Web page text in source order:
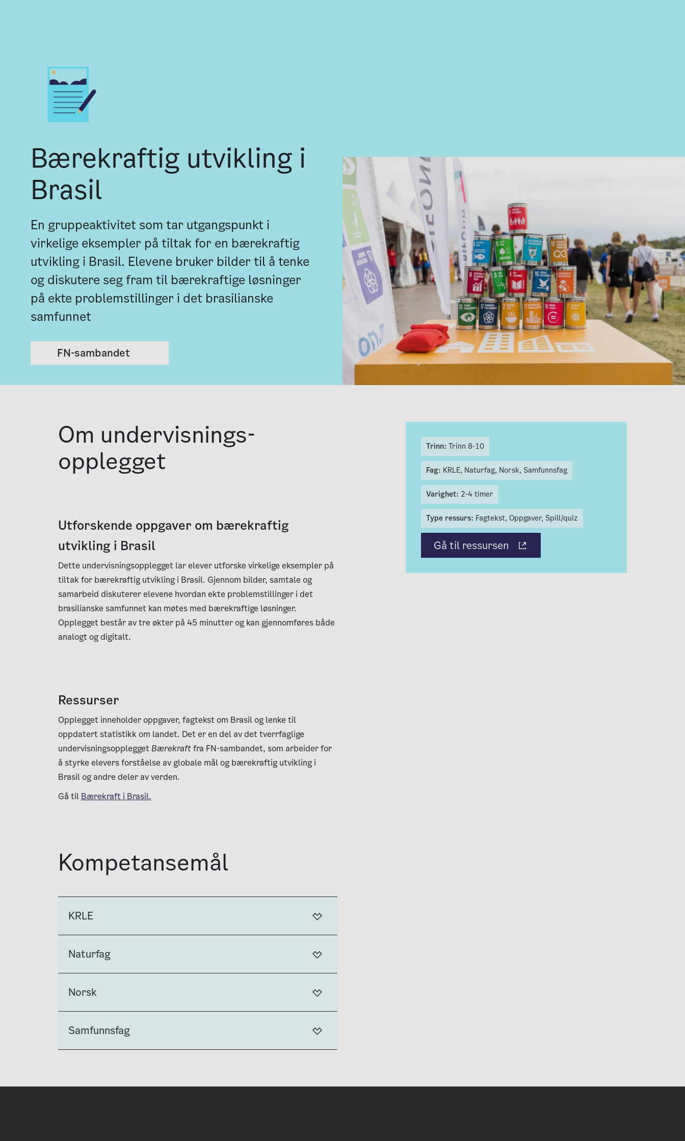
Bærekraftig utvikling i
Brasil
En gruppeaktivitet som tar utgangspunkt i
virkelige eksempler på tiltak for en bærekraftig
utvikling i Brasil. Elevene bruker bilder til å tenke
og diskutere seg fram til bærekraftige løsninger
på ekte problemstillinger i det brasilianske
samfunnet
FN-sambandet
Om under­visnings­
opplegget
Utforskende oppgaver om bærekraftig
utvikling i Brasil
Dette undervisningsopplegget lar elever utforske virkelige eksempler på
tiltak for bærekraftig utvikling i Brasil. Gjennom bilder, samtale og
samarbeid diskuterer elevene hvordan ekte problemstillinger i det
brasilianske samfunnet kan møtes med bærekraftige løsninger.
Opplegget består av tre økter på 45 minutter og kan gjennomføres både
analogt og digitalt.
Ressurser
Opplegget inneholder oppgaver, fagtekst om Brasil og lenke til
oppdatert statistikk om landet. Det er en del av det tverrfaglige
undervisningsoppleggetBærekraftfra FN-sambandet, som arbeider for
å styrke elevers forståelse av globale mål og bærekraftig utvikling i
Brasil og andre deler av verden.
Gå til Bærekraft i Brasil.
Kompetansemål
KRLE
Naturfag
Norsk
Samfunnsfag
Trinn: Trinn 8-10
Fag: KRLE, Naturfag, Norsk, Samfunnsfag
Varighet: 2-4 timer
Type ressurs: Fagtekst, Oppgaver, Spill/quiz
Gå til ressursen